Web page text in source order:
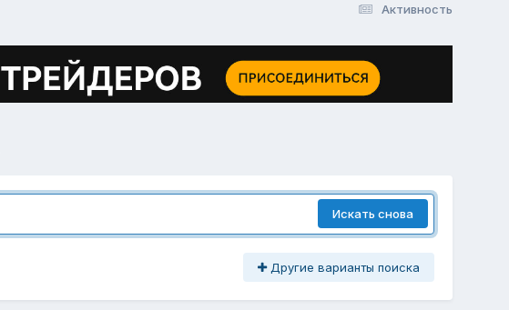
Активность
Искать снова
Другие варианты поиска